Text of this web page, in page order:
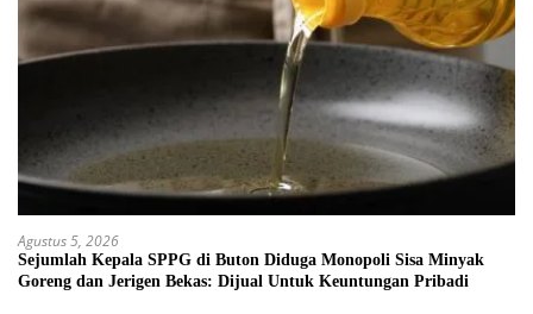
Agustus 5, 2026
Sejumlah Kepala SPPG di Buton Diduga Monopoli Sisa Minyak
Goreng dan Jerigen Bekas: Dijual Untuk Keuntungan Pribadi